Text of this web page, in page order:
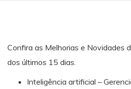
Confira as Melhorias e Novidades
dos últimos 15 dias.
Inteligência artificial –